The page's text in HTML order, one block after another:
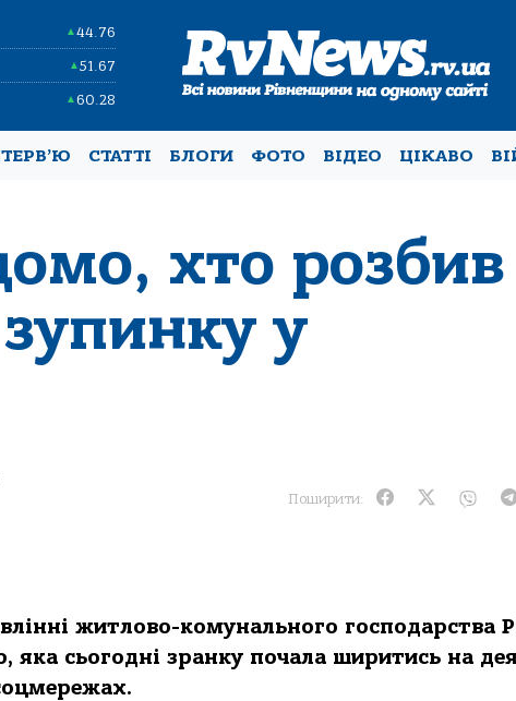
▲44.76
▲51.67
▲60.28
СТАТТІ БЛОГИ ФОТО ВІДЕО ЦІКАВО
хто розбив
у
Поширити:
житлово-комунального господарства
яка сьогодні зранку почала ширитись на